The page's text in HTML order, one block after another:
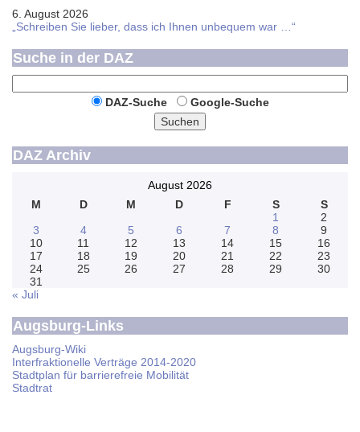
6. August 2026
„Schreiben Sie lieber, dass ich Ihnen unbequem war …“
Suche in der DAZ
DAZ-Suche
Google-Suche
Suchen
DAZ Archiv
August 2026
M
D M D F S
S
1
2
3
4 5 6 7 8
9
10
11 12 13 14 15
16
17
18 19 20 21 22
23
24
25 26 27 28 29
30
31
« Juli
Augsburg-Links
Augsburg-Wiki
Interfraktionelle Verträge 2014-2020
Stadtplan für barrierefreie Mobilität
Stadtrat